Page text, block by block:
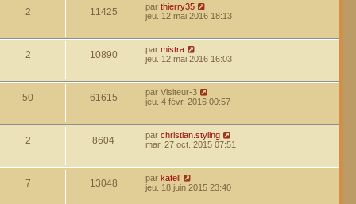
2 11425 par thierry35
jeu. 12 mai 2016 18:13
2 10890 par mistra
jeu. 12 mai 2016 16:03
50 61615 par Visiteur-3
jeu. 4 févr. 2016 00:57
2 8604 par christian.styling
mar. 27 oct. 2015 07:51
7 13048 par katell
jeu. 18 juin 2015 23:40